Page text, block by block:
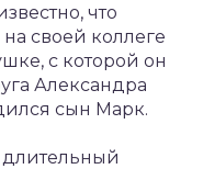
что
своей коллеге
с которой он
Александра
сын Марк.
длительный